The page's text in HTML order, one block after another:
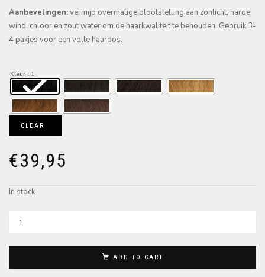
Aanbevelingen:vermijd overmatige blootstelling aan zonlicht, harde
wind, chloor en zout water om de haarkwaliteit te behouden. Gebruik 3-
4 pakjes voor een volle haardos.
Kleur : 1
CLEAR
€39,95
In stock
ADD TO CART